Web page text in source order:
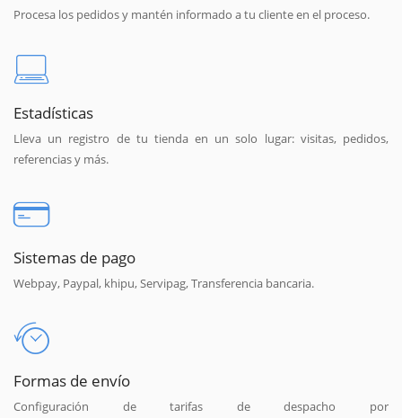
Procesa los pedidos y mantén informado a tu cliente en el proceso.
Estadísticas
Lleva un registro de tu tienda en un solo lugar: visitas, pedidos,
referencias y más.
Sistemas de pago
Webpay, Paypal, khipu, Servipag, Transferencia bancaria.
Formas de envío
Configuración de tarifas de despacho por